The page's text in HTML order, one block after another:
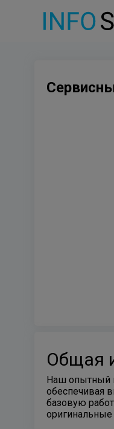
Общая
Наш опытный
обеспечивая
базовую
оригинальные